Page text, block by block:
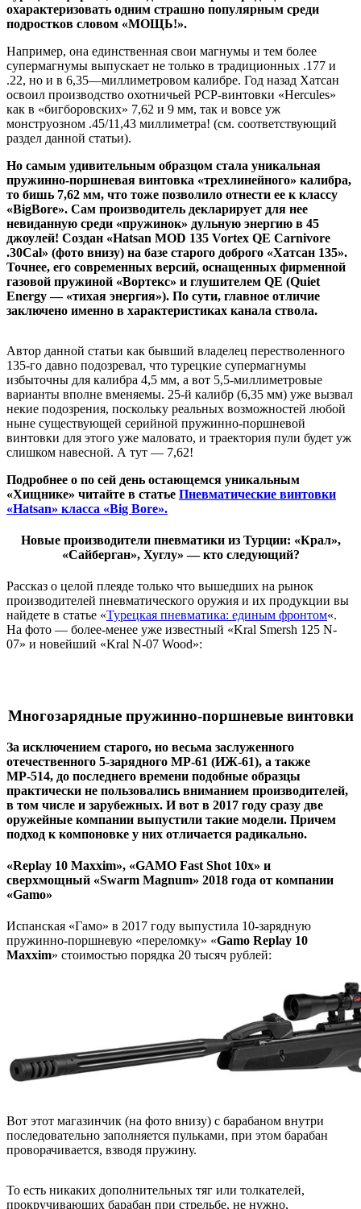
охарактеризовать одним страшно популярным среди
подростков словом «МОЩЬ!».
Например, она единственная свои магнумы и тем более
супермагнумы выпускает не только в традиционных .177 и
.22, но и в 6,35—миллиметровом калибре. Год назад Хатсан
освоил производство охотничьей PCP-винтовки «Hercules»
как в «бигборовских» 7,62 и 9 мм, так и вовсе уж
монструозном .45/11,43 миллиметра! (см. соответствующий
раздел данной статьи).
Но самым удивительным образцом стала уникальная
пружинно-поршневая винтовка «трехлинейного» калибра,
то бишь 7,62 мм, что тоже позволило отнести ее к классу
«BigBore». Сам производитель декларирует для нее
невиданную среди «пружинок» дульную энергию в 45
джоулей! Создан «Hatsan MOD 135 Vortex QE Carnivore
.30Cal» (фото внизу) на базе старого доброго «Хатсан 135».
Точнее, его современных версий, оснащенных фирменной
газовой пружиной «Вортекс» и глушителем QE (Quiet
Energy — «тихая энергия»). По сути, главное отличие
заключено именно в характеристиках канала ствола.
Автор данной статьи как бывший владелец перестволенного
135-го давно подозревал, что турецкие супермагнумы
избыточны для калибра 4,5 мм, а вот 5,5-миллиметровые
варианты вполне вменяемы. 25-й калибр (6,35 мм) уже вызвал
некие подозрения, поскольку реальных возможностей любой
ныне существующей серийной пружинно-поршневой
винтовки для этого уже маловато, и траектория пули будет уж
слишком навесной. А тут — 7,62!
Подробнее о по сей день остающемся уникальным
«Хищнике» читайте в статье Пневматические винтовки
«Hatsan» класса «Big Bore».
Новые производители пневматики из Турции: «Крал»,
«Сайберган», Хуглу» — кто следующий?
Рассказ о целой плеяде только что вышедших на рынок
производителей пневматического оружия и их продукции вы
найдете в статье «Турецкая пневматика: единым фронтом«.
На фото — более-менее уже известный «Kral Smersh 125 N-
07» и новейший «Kral N-07 Wood»:
Многозарядные пружинно-поршневые винтовки
За исключением старого, но весьма заслуженного
отечественного 5-зарядного МР-61 (ИЖ-61), а также
МР-514, до последнего времени подобные образцы
практически не пользовались вниманием производителей,
в том числе и зарубежных. И вот в 2017 году сразу две
оружейные компании выпустили такие модели. Причем
подход к компоновке у них отличается радикально.
«Replay 10 Maxxim», «GAMO Fast Shot 10x» и
сверхмощный «Swarm Magnum» 2018 года от компании
«Gamo»
Испанская «Гамо» в 2017 году выпустила 10-зарядную
пружинно-поршневую «переломку» «Gamo Replay 10
Maxxim» стоимостью порядка 20 тысяч рублей:
Вот этот магазинчик (на фото внизу) с барабаном внутри
последовательно заполняется пульками, при этом барабан
проворачивается, взводя пружину.
То есть никаких дополнительных тяг или толкателей,
прокручивающих барабан при стрельбе, не нужно,